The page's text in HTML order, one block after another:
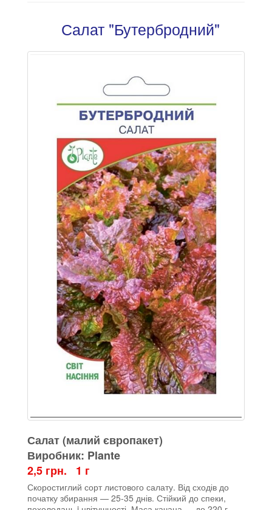
Салат "Бутербродний"
Салат (малий європакет)
Виробник: Plante
2,5 грн. 1 г
Скоростиглий сорт листового салату. Від сходів до
початку збирання — 25-35 днів. Стійкий до спеки,